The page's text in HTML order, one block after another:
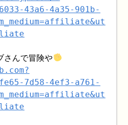
43a6-4a35-901b-
さんで冒険や
7d58-4ef3-a761-